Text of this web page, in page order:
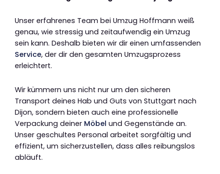
Unser erfahrenes Team bei Umzug Hoffmann weiß
genau, wie stressig und zeitaufwendig ein Umzug
sein kann. Deshalb bieten wir dir einen umfassenden
Service, der dir den gesamten Umzugsprozess
erleichtert.
Wir kümmern uns nicht nur um den sicheren
Transport deines Hab und Guts von Stuttgart nach
Dijon, sondern bieten auch eine professionelle
Verpackung deiner Möbel und Gegenstände an.
Unser geschultes Personal arbeitet sorgfältig und
effizient, um sicherzustellen, dass alles reibungslos
abläuft.